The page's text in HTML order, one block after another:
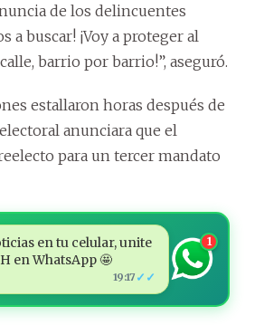
de los delincuentes
a buscar! ¡Voy a proteger al
barrio por barrio!”, aseguró.
estallaron horas después de
anunciara que el
para un tercer mandato
en tu celular, unite
en WhatsApp 🤩
19:17 ✓✓
1